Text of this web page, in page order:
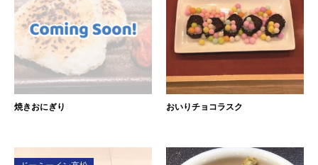
焼きおにぎり おいりチョコラスク